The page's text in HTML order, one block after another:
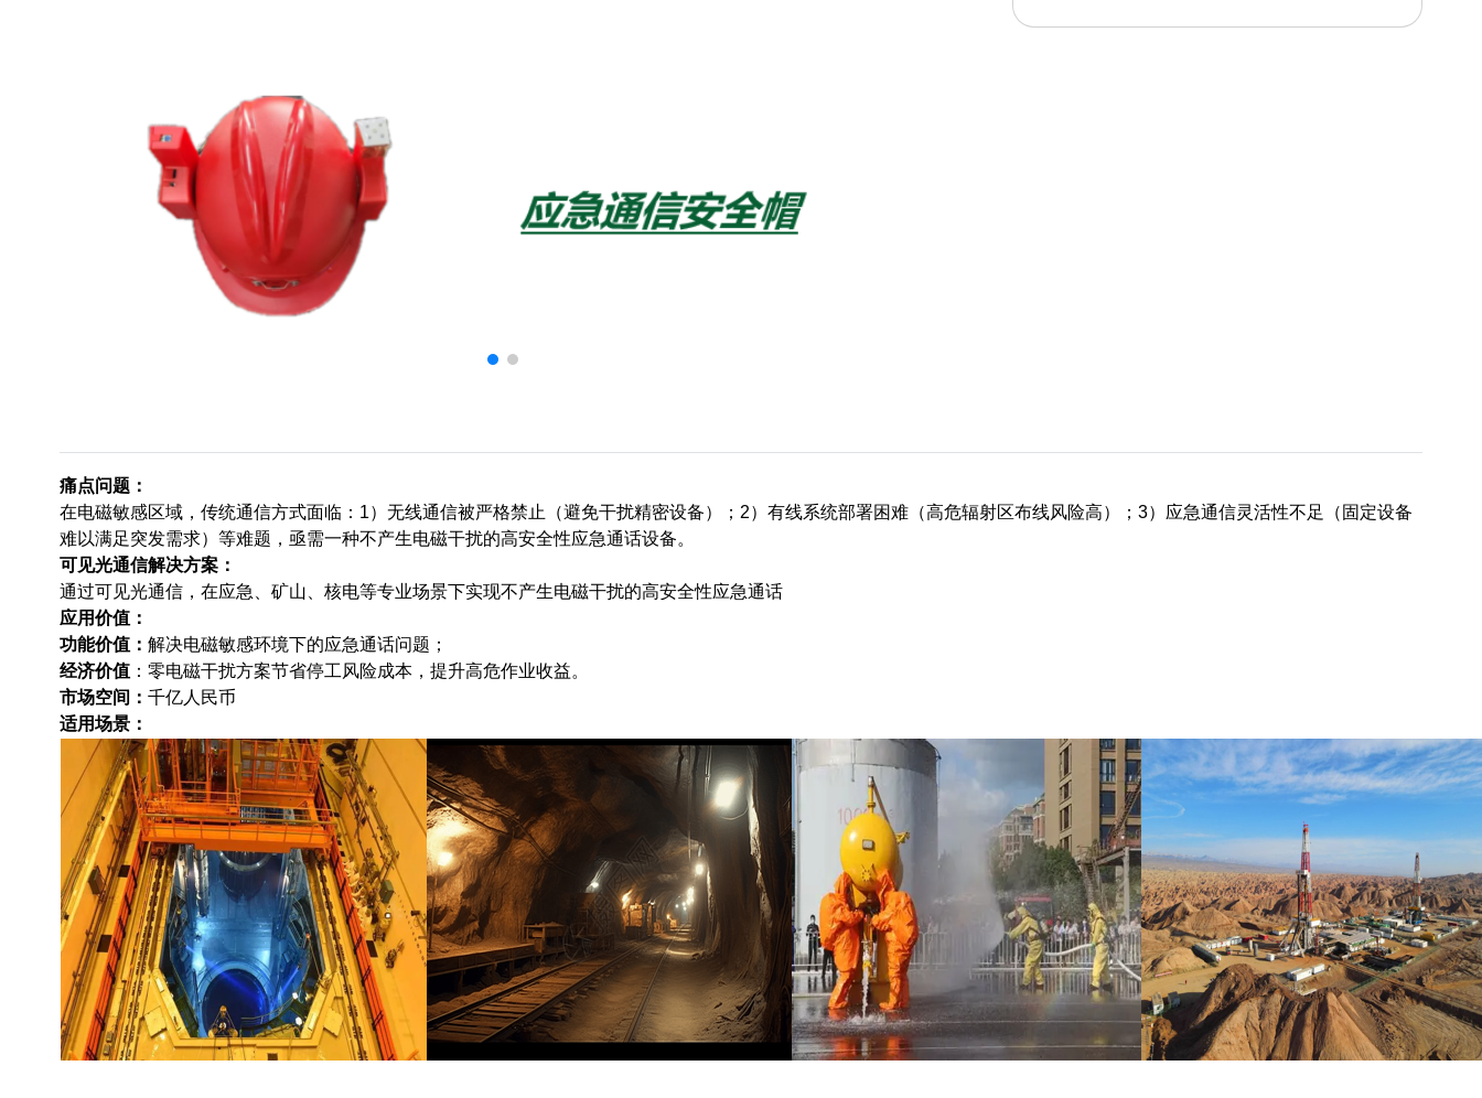
痛点问题：
在电磁敏感区域，传统通信方式面临：1）无线通信被严格禁止（避免干扰精密设备）；2）有线系统部署困难（高危辐射区布线风险高）；3）应急通信灵活性不足（固定设备
难以满足突发需求）等难题，亟需一种不产生电磁干扰的高安全性应急通话设备。
可见光通信解决方案：
通过可见光通信，在应急、矿山、核电等专业场景下实现不产生电磁干扰的高安全性应急通话
应用价值：
功能价值： 解决电磁敏感环境下的应急通话问题；
经济价值：零电磁干扰方案节省停工风险成本，提升高危作业收益。
市场空间： 千亿人民币
适用场景：